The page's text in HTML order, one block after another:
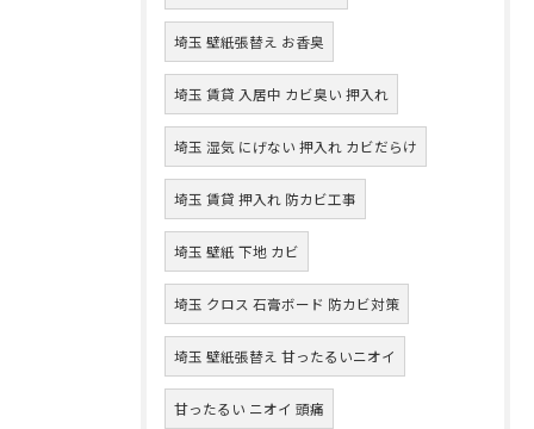
埼玉 壁紙張替え お香臭
埼玉 賃貸 入居中 カビ臭い 押入れ
埼玉 湿気 にげない 押入れ カビだらけ
埼玉 賃貸 押入れ 防カビ工事
埼玉 壁紙 下地 カビ
埼玉 クロス 石膏ボード 防カビ対策
埼玉 壁紙張替え 甘ったるいニオイ
甘ったるい ニオイ 頭痛